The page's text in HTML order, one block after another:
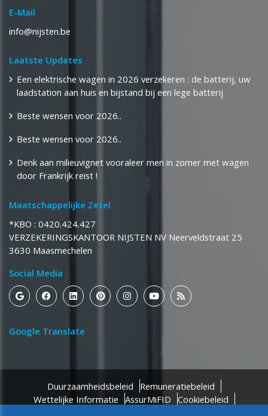
E-Mail
info@nijsten.be
Laatste Updates
Een elektrische wagen in 2026 verzekeren : de batterij, uw
laadstation aan huis en bijstand bij een lege batterij
Beste wensen voor 2026..
Beste wensen voor 2026..
Denk aan milieuvignet vooraleer men in zomer met wagen
door Frankrijk reist !
Maatschappelijke Zetel
*KBO : 0420.424.427
​​​​​​​VERZEKERINGSKANTOOR NIJSTEN NV Neerveldstraat 25
​​​​​​​3630 Maasmechelen
Social Media
Google Translate
Duurzaamheidsbeleid
Remuneratiebeleid
Wettelijke Informatie AssurMiFID Cookiebeleid